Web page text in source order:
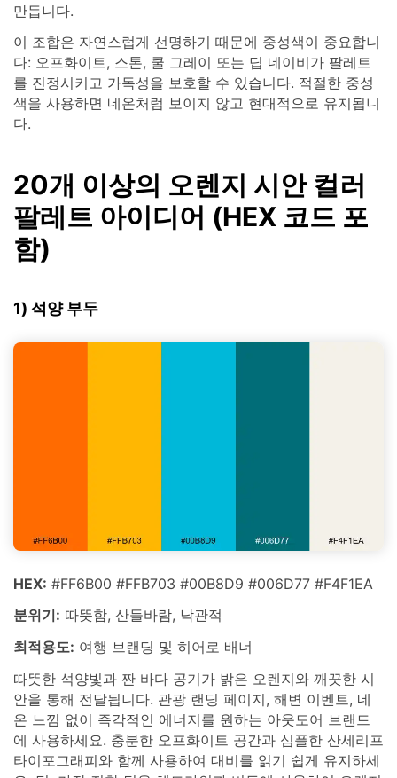
만듭니다.
이 조합은 자연스럽게 선명하기 때문에 중성색이 중요합니
다: 오프화이트, 스톤, 쿨 그레이 또는 딥 네이비가 팔레트
를 진정시키고 가독성을 보호할 수 있습니다. 적절한 중성
색을 사용하면 네온처럼 보이지 않고 현대적으로 유지됩니
다.
20개 이상의 오렌지 시안 컬러
팔레트 아이디어 (HEX 코드 포
함)
1) 석양 부두
HEX: #FF6B00 #FFB703 #00B8D9 #006D77 #F4F1EA
분위기: 따뜻함, 산들바람, 낙관적
최적용도: 여행 브랜딩 및 히어로 배너
따뜻한 석양빛과 짠 바다 공기가 밝은 오렌지와 깨끗한 시
안을 통해 전달됩니다. 관광 랜딩 페이지, 해변 이벤트, 네
온 느낌 없이 즉각적인 에너지를 원하는 아웃도어 브랜드
에 사용하세요. 충분한 오프화이트 공간과 심플한 산세리프
타이포그래피와 함께 사용하여 대비를 읽기 쉽게 유지하세